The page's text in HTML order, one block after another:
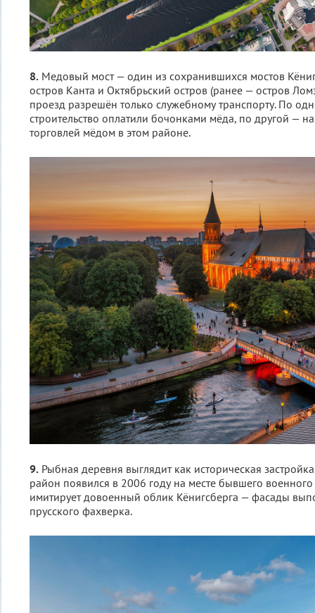
8. Медовый мост — один из сохранившихся мостов
остров Канта и Октябрьский остров (ранее — остров
проезд разрешён только служебному транспорту. По
строительство оплатили бочонками мёда, по другой —
торговлей мёдом в этом районе.
9. Рыбная деревня выглядит как историческая
район появился в 2006 году на месте бывшего военного
имитирует довоенный облик Кёнигсберга — фасады
прусского фахверка.